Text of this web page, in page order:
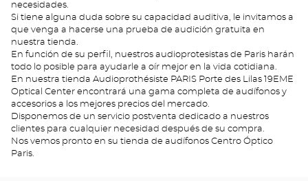
necesidades.
Si tiene alguna duda sobre su capacidad auditiva, le invitamos a
que venga a hacerse una prueba de audición gratuita en
nuestra tienda.
En función de su perfil, nuestros audioprotesistas de Paris harán
todo lo posible para ayudarle a oír mejor en la vida cotidiana.
En nuestra tienda Audioprothésiste PARIS Porte des Lilas 19EME
Optical Center encontrará una gama completa de audífonos y
accesorios a los mejores precios del mercado.
Disponemos de un servicio postventa dedicado a nuestros
clientes para cualquier necesidad después de su compra.
Nos vemos pronto en su tienda de audífonos Centro Óptico
Paris.